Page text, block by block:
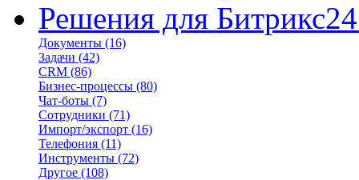
Решения для Битрикс24
Документы (16)
Задачи (42)
CRM (86)
Бизнес-процессы (80)
Чат-боты (7)
Сотрудники (71)
Импорт/экспорт (16)
Телефония (11)
Инструменты (72)
Другое (108)